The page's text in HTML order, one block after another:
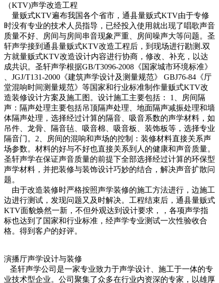
（KTV)声学改造工程
量贩式KTV遍布我国各个省市，通县量贩式KTV由于专修
时没有专业的技术人员指导，已经投入使用就出现了唱歌声音
质量不好、房间与房间串音现象严重、房间噪声大等问题。圣
轩声学接到通县量贩式KTV改造工程后，到现场进行勘测.双
方就量贩式KTV改造设计内容进行协商，修改、补充，以达
成共识。圣轩声学根据GB/T3096-2008《国家城市环境标准》
、JGJ/T131-2000《建筑声学设计及测量规范》 GBJ76-84《厅
堂混响时间测量规范》等国家和行业标准制作量贩式KTV改
造装修设计方案及施工图。设计施工主要包括： 1、房间隔
声：隔声处理主要包括吊顶隔声处理、地面隔声减振处理和墙
体隔声处理，选择经过计算的隔音、吸音系数的声学材料，如
吊件、龙骨、隔音毡、吸音棉、吸音板、装饰板等，选择专业
隔音门。2、房间的混响和声场的控制：装修材料直接关系声
场参数。材料的好与不好也直接关系到人的健康和声音质量。
圣轩声学在保证声音质量的前提下全部选择经过计算的环保型
声学材料，并把装修与装饰设计巧妙的结合，解决声音扩散问
题。
由于改造装修时严格按照声学装修的施工方法进行，边施工
边进行测试，发现问题又及时解决。工程结束后，通县量贩式
KTV面貌焕然一新，不但外观达到设计要求，，各项声学指
标也达到了国家和行业标准，经声学专业测试一次性验收合
格。得到客户的好评。
演播厅声学设计与装修
圣轩声学公司是一家专业致力于声学设计、施工于一体的专
业技术型企业。公司聚集了众多在行业内资深的专家，以雄厚